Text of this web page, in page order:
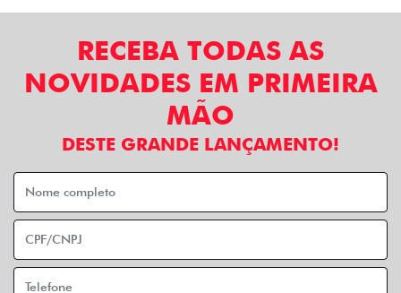
RECEBA TODAS AS
NOVIDADES EM PRIMEIRA
MÃO
DESTE GRANDE LANÇAMENTO!